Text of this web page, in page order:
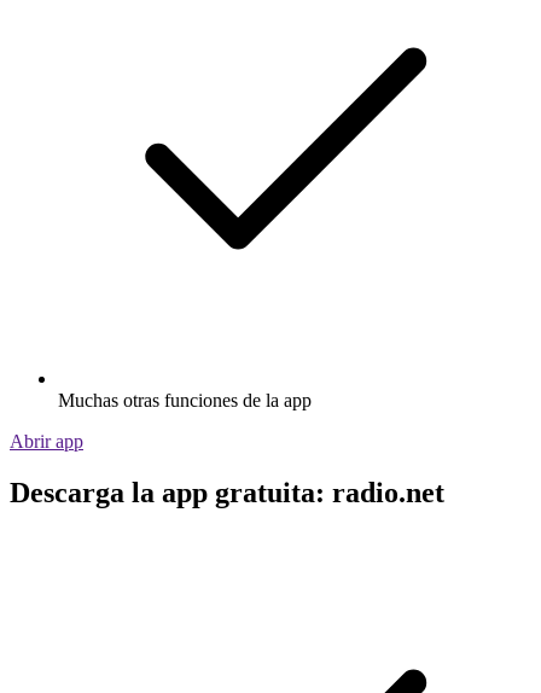
Muchas otras funciones de la app
Abrir app
Descarga la app gratuita: radio.net